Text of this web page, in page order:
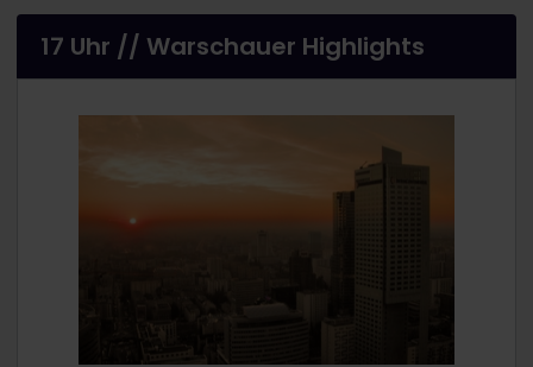
17 Uhr // Warschauer Highlights